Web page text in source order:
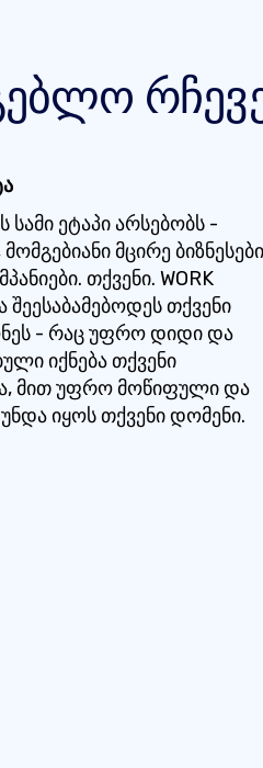
სამი ეტაპი არსებობს -
მცირე ბიზნესები
თქვენი. WORK
თქვენი
- რაც უფრო დიდი და
იქნება თქვენი
მით უფრო მოწიფული და
იყოს თქვენი დომენი.